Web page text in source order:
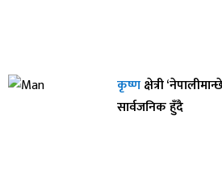
कृष्णक्षेत्री
सार्वजनिक हुँदै